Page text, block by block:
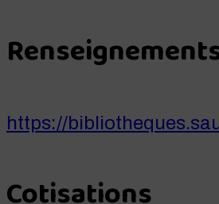
https://
Cotisations